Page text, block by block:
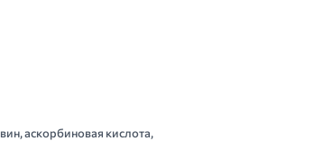
аскорбиновая кислота,